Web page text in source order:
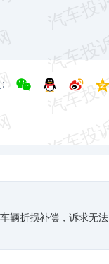
辆折损补偿，诉求无法